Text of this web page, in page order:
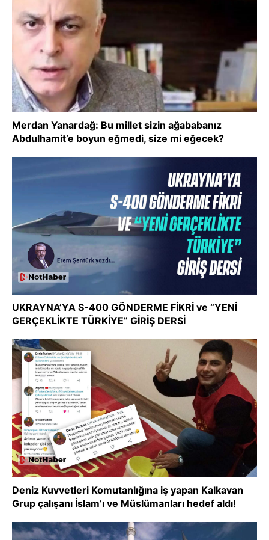
Merdan Yanardağ: Bu millet sizin ağababanız
Abdulhamit’e boyun eğmedi, size mi eğecek?
UKRAYNA’YA S-400 GÖNDERME FİKRİ ve “YENİ
GERÇEKLİKTE TÜRKİYE” GİRİŞ DERSİ
Deniz Kuvvetleri Komutanlığına iş yapan Kalkavan
Grup çalışanı İslam’ı ve Müslümanları hedef aldı!